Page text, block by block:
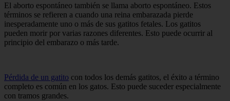
El aborto espontáneo también se llama aborto espontáneo. Estos
términos se refieren a cuando una reina embarazada pierde
inesperadamente uno o más de sus gatitos fetales. Los gatitos
pueden morir por varias razones diferentes. Esto puede ocurrir al
principio del embarazo o más tarde.
Pérdida de un gatito con todos los demás gatitos, el éxito a término
completo es común en los gatos. Esto puede suceder especialmente
con tramos grandes.